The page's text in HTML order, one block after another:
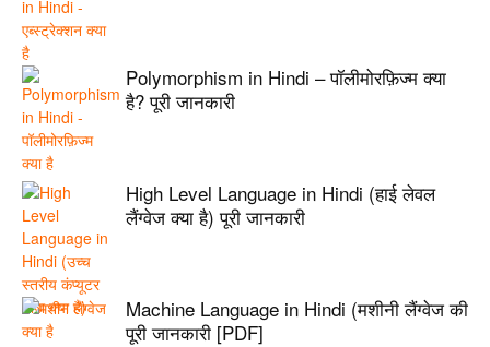
Polymorphism in Hindi – पॉलीमोरफ़िज्म क्या
है? पूरी जानकारी
High Level Language in Hindi (हाई लेवल
लैंग्वेज क्या है) पूरी जानकारी
Machine Language in Hindi (मशीनी लैंग्वेज की
पूरी जानकारी [PDF]